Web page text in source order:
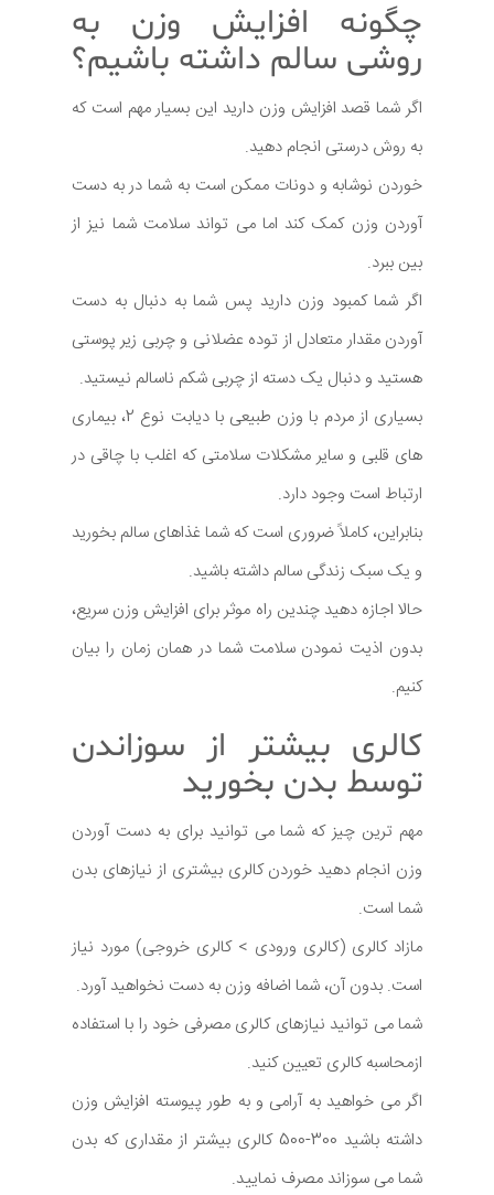
چگونه افزایش وزن به
روشی سالم داشته باشیم؟
اگر شما قصد افزایش وزن دارید این بسیار مهم است که
به روش درستی انجام دهید.
خوردن نوشابه و دونات ممکن است به شما در به دست
آوردن وزن کمک کند اما می تواند سلامت شما نیز از
بین ببرد.
اگر شما کمبود وزن دارید پس شما به دنبال به دست
آوردن مقدار متعادل از توده عضلانی و چربی زیر پوستی
هستید و دنبال یک دسته از چربی شکم ناسالم نیستید.
بسیاری از مردم با وزن طبیعی با دیابت نوع 2، بیماری
های قلبی و سایر مشکلات سلامتی که اغلب با چاقی در
ارتباط است وجود دارد.
بنابراین، کاملاً ضروری است که شما غذاهای سالم بخورید
و یک سبک زندگی سالم داشته باشید.
حالا اجازه دهید چندین راه موثر برای افزایش وزن سریع،
بدون اذیت نمودن سلامت شما در همان زمان را بیان
کنیم.
کالری بیشتر از سوزاندن
توسط بدن بخورید
مهم ترین چیز که شما می توانید برای به دست آوردن
وزن انجام دهید خوردن کالری بیشتری از نیازهای بدن
شما است.
مازاد کالری (کالری ورودی > کالری خروجی) مورد نیاز
است. بدون آن، شما اضافه وزن به دست نخواهید آورد.
شما می توانید نیازهای کالری مصرفی خود را با استفاده
ازمحاسبه کالری تعیین کنید.
اگر می خواهید به آرامی و به طور پیوسته افزایش وزن
داشته باشید 300-500 کالری بیشتر از مقداری که بدن
شما می سوزاند مصرف نمایید.